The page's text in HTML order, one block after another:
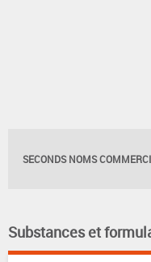
SECONDS NOMS
Substances et